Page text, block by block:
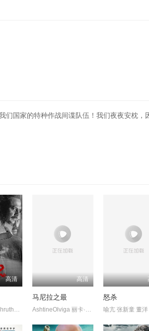
们国家的特种作战间谍队伍！我们夜夜安枕
高清
DivyaM.Nair ShruthyMenon 苏迪普 赛亚米·凯尔 罗尚·马修 维诺
高清
马尼拉之最
AshtineOlviga 丽卡·佩拉莱约
怒杀